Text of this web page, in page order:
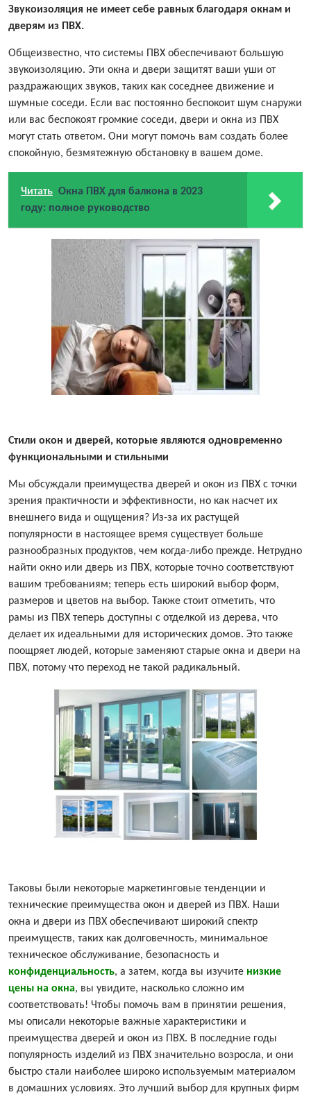
Звукоизоляция не имеет себе равных благодаря окнам и
дверям из ПВХ.
Общеизвестно, что системы ПВХ обеспечивают большую
звукоизоляцию. Эти окна и двери защитят ваши уши от
раздражающих звуков, таких как соседнее движение и
шумные соседи. Если вас постоянно беспокоит шум снаружи
или вас беспокоят громкие соседи, двери и окна из ПВХ
могут стать ответом. Они могут помочь вам создать более
спокойную, безмятежную обстановку в вашем доме.
Читать Окна ПВХ для балкона в 2023
году: полное руководство
Стили окон и дверей, которые являются одновременно
функциональными и стильными
Мы обсуждали преимущества дверей и окон из ПВХ с точки
зрения практичности и эффективности, но как насчет их
внешнего вида и ощущения? Из-за их растущей
популярности в настоящее время существует больше
разнообразных продуктов, чем когда-либо прежде. Нетрудно
найти окно или дверь из ПВХ, которые точно соответствуют
вашим требованиям; теперь есть широкий выбор форм,
размеров и цветов на выбор. Также стоит отметить, что
рамы из ПВХ теперь доступны с отделкой из дерева, что
делает их идеальными для исторических домов. Это также
поощряет людей, которые заменяют старые окна и двери на
ПВХ, потому что переход не такой радикальный.
Таковы были некоторые маркетинговые тенденции и
технические преимущества окон и дверей из ПВХ. Наши
окна и двери из ПВХ обеспечивают широкий спектр
преимуществ, таких как долговечность, минимальное
техническое обслуживание, безопасность и
конфиденциальность, а затем, когда вы изучите низкие
цены на окна, вы увидите, насколько сложно им
соответствовать! Чтобы помочь вам в принятии решения,
мы описали некоторые важные характеристики и
преимущества дверей и окон из ПВХ. В последние годы
популярность изделий из ПВХ значительно возросла, и они
быстро стали наиболее широко используемым материалом
в домашних условиях. Это лучший выбор для крупных фирм